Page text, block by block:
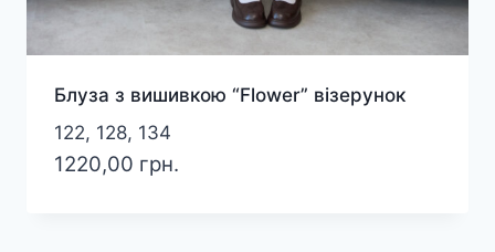
Блуза з вишивкою “Flower” візерунок
122, 128, 134
1220,00 грн.